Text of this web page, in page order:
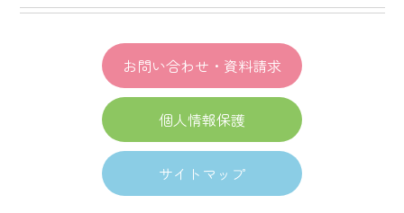
お問い合わせ・資料請求
個人情報保護
サイトマップ